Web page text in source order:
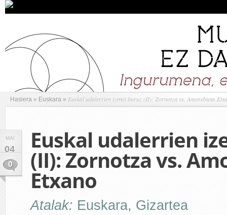
Hasiera » Euskara » Euskal udalerrien izenei buruz (II): Zornotza vs. Amorebieta-
MAI
04
0
Euskal udalerrien
(II): Zornotza vs.
Etxano
Atalak: Euskara, Gizartea